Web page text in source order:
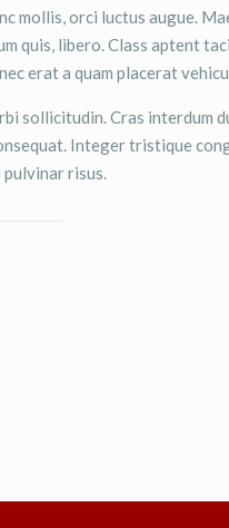
mollis, orci luctus augue.
quis, libero. Class aptent
erat a quam placerat
sollicitudin. Cras interdum
Integer tristique
pulvinar risus.